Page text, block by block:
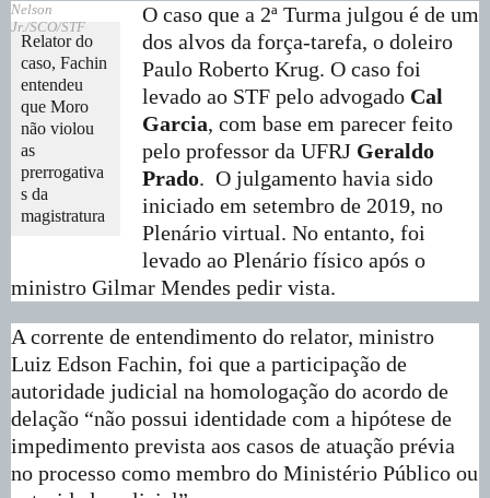
Relator do
caso, Fachin
entendeu
que Moro
não violou
as
prerrogativa
s da
magistratura
Nelson
Jr./SCO/STF
O caso que a 2ª Turma julgou é de um
dos alvos da força-tarefa, o doleiro
Paulo Roberto Krug. O caso foi
levado ao STF pelo advogado Cal
Garcia, com base em parecer feito
pelo professor da UFRJ Geraldo
Prado. O julgamento havia sido
iniciado em setembro de 2019, no
Plenário virtual. No entanto, foi
levado ao Plenário físico após o
ministro Gilmar Mendes pedir vista.
A corrente de entendimento do relator, ministro
Luiz Edson Fachin, foi que a participação de
autoridade judicial na homologação do acordo de
delação “não possui identidade com a hipótese de
impedimento prevista aos casos de atuação prévia
no processo como membro do Ministério Público ou